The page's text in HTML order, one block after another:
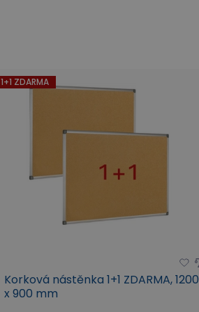
1+1 ZDARMA
Korková nástěnka 1+1 ZDARMA, 1200
x 900 mm